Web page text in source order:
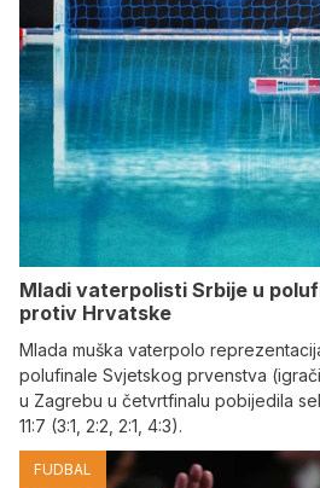
Mladi vaterpolisti Srbije u
protiv Hrvatske
Mlada muška vaterpolo
polufinale Svjetskog prvenstva
u Zagrebu u četvrtfinalu pobijedila
11:7 (3:1, 2:2, 2:1, 4:3).
FUDBAL